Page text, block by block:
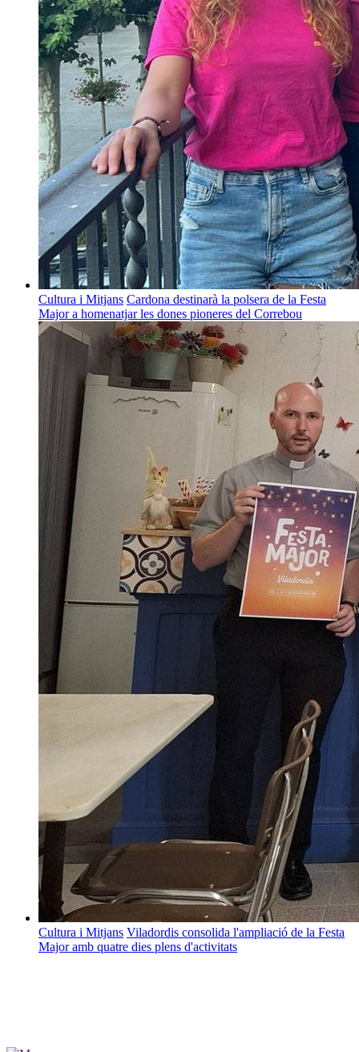
Cultura i Mitjans Cardona destinarà la polsera de la Festa
Major a homenatjar les dones pioneres del Correbou
Cultura i Mitjans Viladordis consolida l'ampliació de la Festa
Major amb quatre dies plens d'activitats